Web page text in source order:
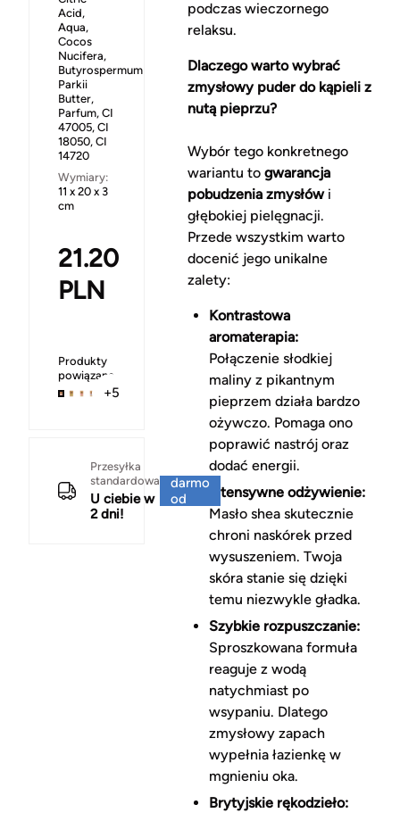
Acid,
Aqua,
Cocos
Nucifera,
Butyrospermum
Parkii
Butter,
Parfum, CI
47005, CI
18050, CI
14720
Wymiary:
11 x 20 x 3
cm
21.20
PLN
Produkty
powiązane
+5
Przesyłka
standardowa
U ciebie w
2 dni!
darmo
od
podczas wieczornego
relaksu.
Dlaczego warto wybrać
zmysłowy puder do kąpieli z
nutą pieprzu?
Wybór tego konkretnego
wariantu togwarancja
pobudzenia zmysłówi
głębokiej pielęgnacji.
Przede wszystkim warto
docenić jego unikalne
zalety:
Kontrastowa
aromaterapia:
Połączenie słodkiej
maliny z pikantnym
pieprzem działa bardzo
ożywczo. Pomaga ono
poprawić nastrój oraz
dodać energii.
Intensywne odżywienie:
Masło shea skutecznie
chroni naskórek przed
wysuszeniem. Twoja
skóra stanie się dzięki
temu niezwykle gładka.
Szybkie rozpuszczanie:
Sproszkowana formuła
reaguje z wodą
natychmiast po
wsypaniu. Dlatego
zmysłowy zapach
wypełnia łazienkę w
mgnieniu oka.
Brytyjskie rękodzieło: